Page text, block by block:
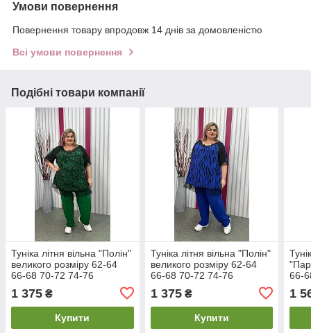
Умови повернення
Повернення товару впродовж 14 днів за домовленістю
Всі умови повернення
Подібні товари компанії
Туніка літня вільна "Полін"
великого розміру 62-64
66-68 70-72 74-76
1 375 ₴
Купити
Туніка літня вільна "Полін"
великого розміру 62-64
66-68 70-72 74-76
1 375₴
Купити
66-
1